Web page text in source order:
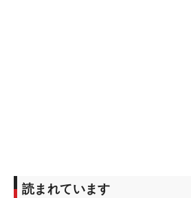
読まれています